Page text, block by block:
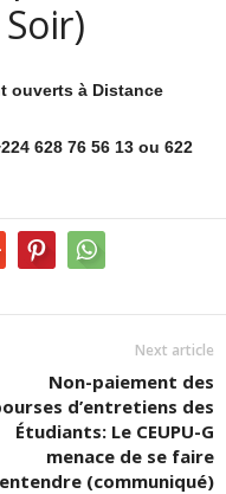
ouverts à Distance
628 76 56 13 ou 622
Next article
Non-paiement des
d’entretiens des
Étudiants: Le CEUPU-G
menace de se faire
entendre (communiqué)